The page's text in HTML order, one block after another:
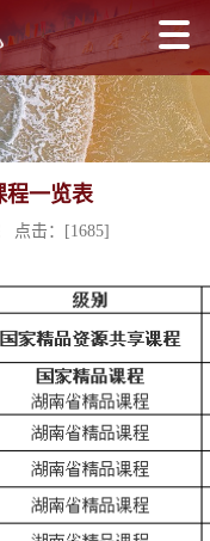
程一览表
点击：[1685]